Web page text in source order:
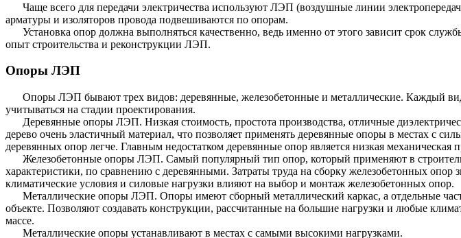
Чаще всего для передачи электричества используют ЛЭП (воздушные линии
арматуры и изоляторов провода подвешиваются по опорам.
Установка опор должна выполняться качественно, ведь именно от этого зависит срок
опыт строительства и реконструкции ЛЭП.
Опоры ЛЭП
Опоры ЛЭП бывают трех видов: деревянные, железобетонные и металлические. Каждый
учитываться на стадии проектирования.
Деревянные опоры ЛЭП. Низкая стоимость, простота производства, отличные
дерево очень эластичный материал, что позволяет применять деревянные опоры в местах с
деревянных опор легче. Главным недостатком деревянные опор является низкая
Железобетонные опоры ЛЭП. Самый популярный тип опор, который применяют в
характеристики, по сравнению с деревянными. Затраты труда на сборку железобетонных
климатические условия и силовые нагрузки влияют на выбор и монтаж железобетонных опор.
Металлические опоры ЛЭП. Опоры имеют сборный металлический каркас, а отдельные
объекте. Позволяют создавать конструкции, рассчитанные на большие нагрузки и любые
массе.
Металлические опоры устанавливают в местах с самыми высокими нагрузками.